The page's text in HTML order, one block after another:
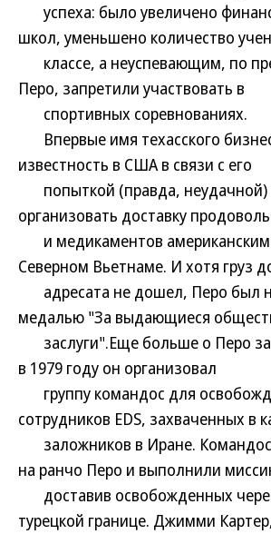
успеха: было увеличено
школ, уменьшено количество
классе, а неуспевающим, по
Перо, запретили участвовать в
спортивных соревнованиях.
Впервые имя техасского
известность в США в связи с его
попыткой (правда, неудачной)
организовать доставку
и медикаментов
Северном Вьетнаме. И хотя груз
адресата не дошел, Перо был
медалью "За выдающиеся
заслуги".Еще больше о Перо
в 1979 году он организовал
группу командос для
сотрудников EDS, захваченных в
заложников в Иране. Командос
на ранчо Перо и выполнили
доставив освобожденных
турецкой границе. Джимми